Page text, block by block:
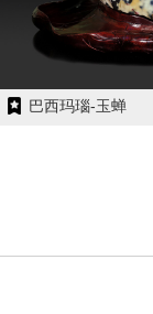
巴西玛瑙-玉蝉